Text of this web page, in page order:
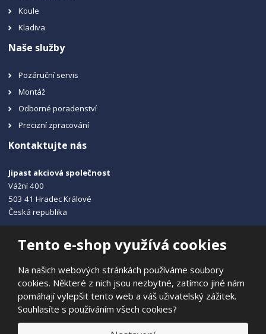
Tento e-shop využívá cookies
Na našich webových stránkách používáme soubory
cookies. Některé z nich jsou nezbytné, zatímco jiné nám
pomáhají vylepšit tento web a váš uživatelský zážitek.
Souhlasíte s používáním všech cookies?
Koule
Kladiva
Naše služby
Pozáruční servis
Montáž
Odborné poradenství
Precizní zpracování
Kontaktujte nás
Jipast akciová společnost
Vážní 400
503 41 Hradec Králové
Česká republika
info@jipast.cz
© 2026, JIPAST akciová společnost
Ochrana osobních údajů